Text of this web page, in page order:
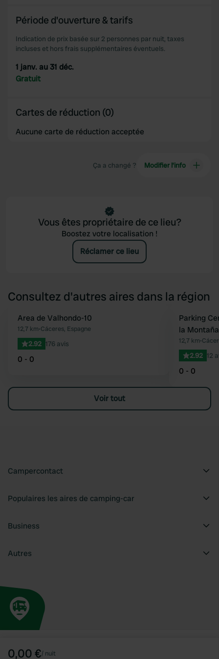
0,00 €/ nuit
Période d'ouverture & tarifs
Indication de prix basée sur 2 personnes par nuit, taxes
incluses et hors frais supplémentaires éventuels.
1 janv. au 31 déc.
Gratuit
Cartes de réduction (0)
Aucune carte de réduction acceptée
Ça a changé ? Modifier l’info
Vous êtes propriétaire de ce lieu?
Boostez votre localisation !
Réclamer ce lieu
Consultez d'autres aires dans la région
Préféré
Area de Valhondo-10
12,7 km•Cáceres, Espagne
2.92 176 avis
0 - 0
Parking
la Montaña
12,7 km•
2.92 12
0 - 0
Voir tout
Campercontact
Populaires les aires de camping-car
Business
Autres